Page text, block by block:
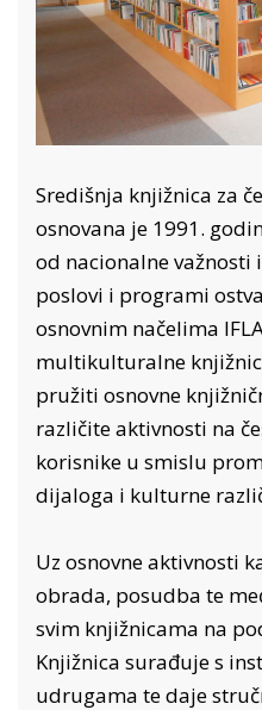
Središnja knjižnica za
osnovana je 1991.
od nacionalne važnosti
poslovi i programi
osnovnim načelima
multikulturalne
pružiti osnovne
različite aktivnosti na
korisnike u smislu
dijaloga i kulturne
Uz osnovne aktivnosti
obrada, posudba te
svim knjižnicama na
Knjižnica surađuje s
udrugama te daje